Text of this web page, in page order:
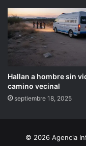
Hallan a hombre sin
camino vecinal
septiembre 18, 2025
© 2026 Agencia